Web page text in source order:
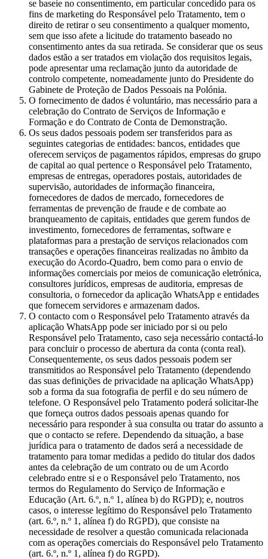
se baseie no consentimento, em particular concedido para os
fins de marketing do Responsável pelo Tratamento, tem o
direito de retirar o seu consentimento a qualquer momento,
sem que isso afete a licitude do tratamento baseado no
consentimento antes da sua retirada. Se considerar que os seus
dados estão a ser tratados em violação dos requisitos legais,
pode apresentar uma reclamação junto da autoridade de
controlo competente, nomeadamente junto do Presidente do
Gabinete de Proteção de Dados Pessoais na Polónia.
O fornecimento de dados é voluntário, mas necessário para a
celebração do Contrato de Serviços de Informação e
Formação e do Contrato de Conta de Demonstração.
Os seus dados pessoais podem ser transferidos para as
seguintes categorias de entidades: bancos, entidades que
oferecem serviços de pagamentos rápidos, empresas do grupo
de capital ao qual pertence o Responsável pelo Tratamento,
empresas de entregas, operadores postais, autoridades de
supervisão, autoridades de informação financeira,
fornecedores de dados de mercado, fornecedores de
ferramentas de prevenção de fraude e de combate ao
branqueamento de capitais, entidades que gerem fundos de
investimento, fornecedores de ferramentas, software e
plataformas para a prestação de serviços relacionados com
transações e operações financeiras realizadas no âmbito da
execução do Acordo-Quadro, bem como para o envio de
informações comerciais por meios de comunicação eletrónica,
consultores jurídicos, empresas de auditoria, empresas de
consultoria, o fornecedor da aplicação WhatsApp e entidades
que fornecem servidores e armazenam dados.
O contacto com o Responsável pelo Tratamento através da
aplicação WhatsApp pode ser iniciado por si ou pelo
Responsável pelo Tratamento, caso seja necessário contactá-lo
para concluir o processo de abertura da conta (conta real).
Consequentemente, os seus dados pessoais podem ser
transmitidos ao Responsável pelo Tratamento (dependendo
das suas definições de privacidade na aplicação WhatsApp)
sob a forma da sua fotografia de perfil e do seu número de
telefone. O Responsável pelo Tratamento poderá solicitar-lhe
que forneça outros dados pessoais apenas quando for
necessário para responder à sua consulta ou tratar do assunto a
que o contacto se refere. Dependendo da situação, a base
jurídica para o tratamento de dados será a necessidade de
tratamento para tomar medidas a pedido do titular dos dados
antes da celebração de um contrato ou de um Acordo
celebrado entre si e o Responsável pelo Tratamento, nos
termos do Regulamento do Serviço de Informação e
Educação (Art. 6.º, n.º 1, alínea b) do RGPD); e, noutros
casos, o interesse legítimo do Responsável pelo Tratamento
(art. 6.º, n.º 1, alínea f) do RGPD), que consiste na
necessidade de resolver a questão comunicada relacionada
com as operações comerciais do Responsável pelo Tratamento
(art. 6.º, n.º 1, alínea f) do RGPD).